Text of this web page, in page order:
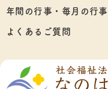
年間の行事・毎月の行事
よくあるご質問